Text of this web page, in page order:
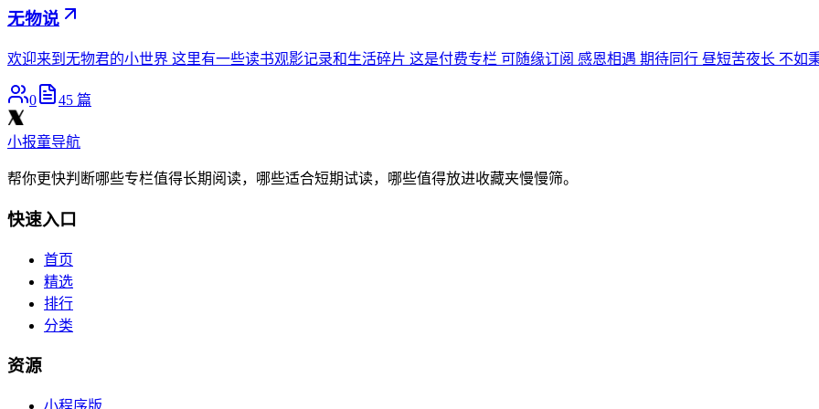
无物说
欢迎来到无物君的小世界 这里有一些读书观影记录和生活碎片 这是付费专栏 可随缘订阅 感恩相遇 期待同行 昼短苦夜长 不如
0 45 篇
小报童导航
帮你更快判断哪些专栏值得长期阅读，哪些适合短期试读，哪些值得放进收藏夹慢慢筛。
快速入口
首页
精选
排行
分类
资源
小程序版